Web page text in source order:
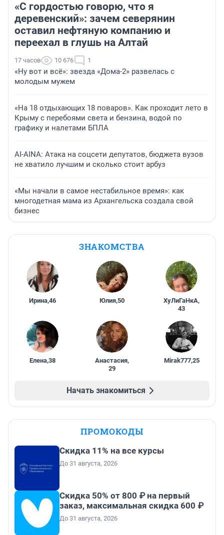
«С гордостью говорю, что я
деревенский»: зачем северянин
оставил нефтяную компанию и
переехал в глушь на Алтай
17 часов 10 676 1
«Ну вот и всё»: звезда «Дома-2» развелась с
молодым мужем
«На 18 отдыхающих 18 поваров». Как проходит лето в
Крыму с перебоями света и бензина, водой по
графику и налетами БПЛА
AI-AINA: Атака на соцсети депутатов, бюджета вузов
не хватило лучшим и сколько стоит арбуз
«Мы начали в самое нестабильное время»: как
многодетная мама из Архангельска создала свой
бизнес
ЗНАКОМСТВА
Ирина,46 Юлия,50 ХуЛиГаНкА,
43
Елена,38 Анастасия,
29
Mirak777,25
Начать знакомиться
ПРОМОКОДЫ
Скидка 11% на все курсы
До 31 августа, 2026
Скидка 50% от 800 ₽ на первый
заказ, максимальная скидка 600 ₽
До 31 августа, 2026